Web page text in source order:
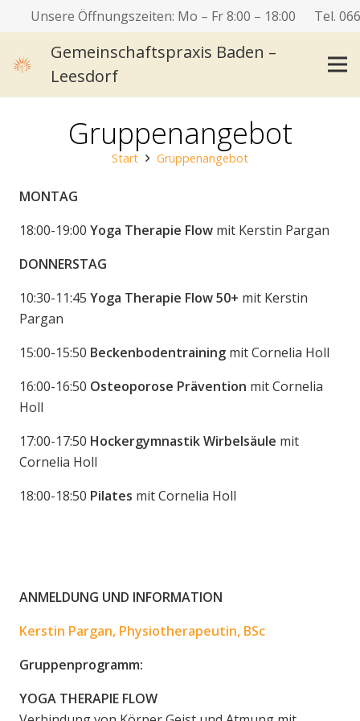
Unsere Öffnungszeiten: Mo – Fr 8:00 – 18:00 Tel.
Gemeinschaftspraxis Baden –
Leesdorf
Gruppenangebot
Start Gruppenangebot
MONTAG
18:00-19:00 Yoga Therapie Flow mit Kerstin Pargan
DONNERSTAG
10:30-11:45 Yoga Therapie Flow 50+ mit Kerstin
Pargan
15:00-15:50 Beckenbodentraining mit Cornelia Holl
16:00-16:50 Osteoporose Prävention mit Cornelia
Holl
17:00-17:50 Hockergymnastik Wirbelsäule mit
Cornelia Holl
18:00-18:50 Pilates mit Cornelia Holl
ANMELDUNG UND INFORMATION
Kerstin Pargan, Physiotherapeutin, BSc
Gruppenprogramm:
YOGA THERAPIE FLOW